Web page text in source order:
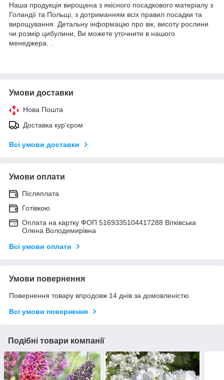
Наша продукція вирощена з якісного посадкового матеріалу з
Голандії та Польщі, з дотриманням всіх правил посадки та
вирощування. Детальну інформацію про вік, висоту рослини
чи розмір цибулини, Ви можете уточнити в нашого
менеджера. .
Умови доставки
Нова Пошта
Доставка кур'єром
Всі умови доставки
Умови оплати
Післяплата
Готівкою
Оплата на картку ФОП 5169335104417288 Вітківська
Олена Володимирівна
Всі умови оплати
Умови повернення
Повернення товару впродовж 14 днів за домовленістю
Всі умови повернення
Подібні товари компанії